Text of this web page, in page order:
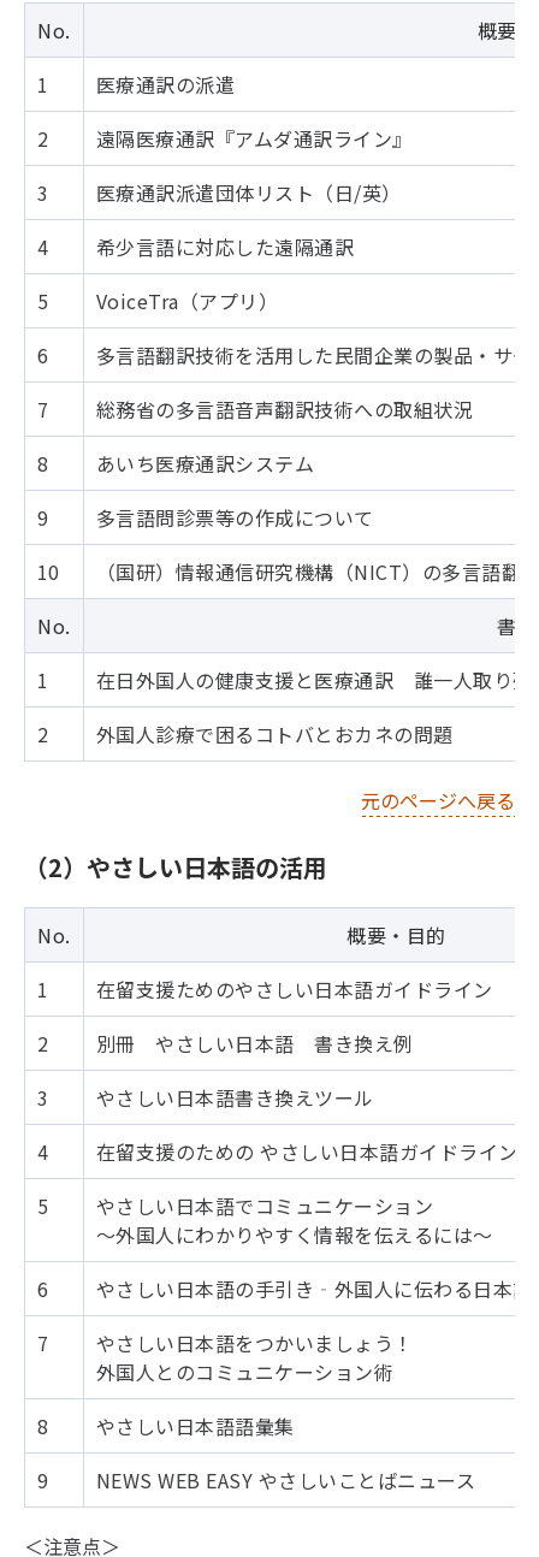
No.
概要
1
医療通訳の派遣
2
遠隔医療通訳『アムダ通訳ライン』
3
医療通訳派遣団体リスト（日/英）
4
希少言語に対応した遠隔通訳
5
VoiceTra（アプリ）
6
多言語翻訳技術を活用した民間企業の製品・サ
7
総務省の多言語音声翻訳技術への取組状況
8
あいち医療通訳システム
9
多言語問診票等の作成について
10
（国研）情報通信研究機構（NICT）の多言語
No.
書
1
在日外国人の健康支援と医療通訳 誰一人取り残
2
外国人診療で困るコトバとおカネの問題
元のページへ戻る
（2）やさしい日本語の活用
No.
概要・目的
1
在留支援ためのやさしい日本語ガイドライン
2
別冊 やさしい日本語 書き換え例
3
やさしい日本語書き換えツール
4
在留支援のための やさしい日本語ガイドライン
5
やさしい日本語でコミュニケーション
〜外国人にわかりやすく情報を伝えるには〜
6
やさしい日本語の手引き‐外国人に伝わる日本
7
やさしい日本語をつかいましょう！
外国人とのコミュニケーション術
8
やさしい日本語語彙集
9
NEWS WEB EASY やさしいことばニュース
＜注意点＞